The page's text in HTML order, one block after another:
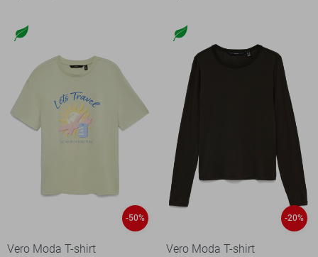
-50%
Vero Moda T-shirt
-20%
Vero Moda T-shirt